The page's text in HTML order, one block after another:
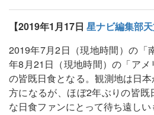
【2019年1月17日 星ナビ編集部
2019年7月2日（現地時間）の「
年8月21日（現地時間）の「ア
の皆既日食となる。観測地は日
方になるが、ほぼ2年ぶりの皆
な日食ファンにとって待ち遠しい